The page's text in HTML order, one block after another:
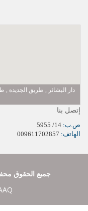
دار البشائر , طريق الجديدة
إتصل بنا
ص.ب:
الهاتف:
2016 © جميع الحقوق